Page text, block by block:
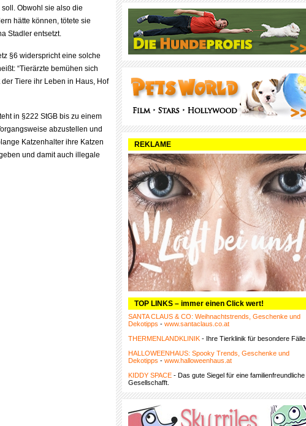
Obwohl sie also die
hätte können, tötete sie
Stadler entsetzt.
§6 widerspricht eine solche
“Tierärzte bemühen sich
Tiere ihr Leben in Haus, Hof
in §222 StGB bis zu einem
abzustellen und
Katzenhalter ihre Katzen
und damit auch illegale
REKLAME
TOP LINKS – immer einen Click wert!
SANTA CLAUS & CO: Weihnachtstrends, Geschenke und
Dekotipps - www.santaclaus.co.at
THERMENLANDKLINIK - Ihre Tierklinik für besondere Fälle.
HALLOWEENHAUS: Spooky Trends, Geschenke und
Dekotipps - www.halloweenhaus.at
KIDDY SPACE - Das gute Siegel für eine familienfreundliche
Gesellschafft.